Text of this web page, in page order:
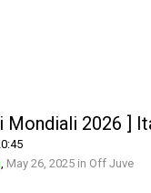
Mondiali 2026 ]
, May 26, 2025 in Off Juve